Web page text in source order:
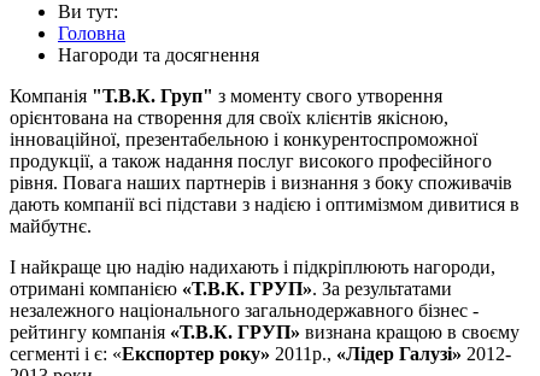
Ви тут:
Головна
Нагороди та досягнення
Компанія "Т.В.К. Груп" з моменту свого утворення
орієнтована на створення для своїх клієнтів якісною,
інноваційної, презентабельною і конкурентоспроможної
продукції, а також надання послуг високого професійного
рівня. Повага наших партнерів і визнання з боку споживачів
дають компанії всі підстави з надією і оптимізмом дивитися в
майбутнє.
І найкраще цю надію надихають і підкріплюють нагороди,
отримані компанією «Т.В.К. ГРУП». За результатами
незалежного національного загальнодержавного бізнес -
рейтингу компанія «Т.В.К. ГРУП» визнана кращою в своєму
сегменті і є: «Експортер року» 2011р., «Лідер Галузі» 2012-